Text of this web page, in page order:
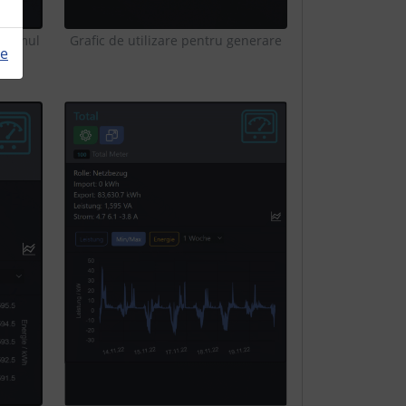
Grafic de utilizare pentru generare